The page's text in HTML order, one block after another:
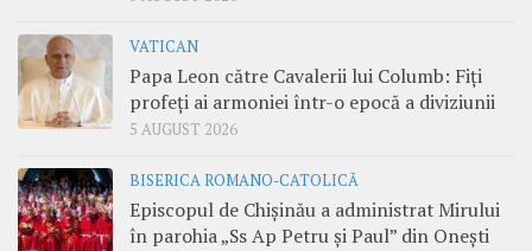
VATICAN
Papa Leon către Cavalerii lui Columb: Fiți
profeți ai armoniei într-o epocă a diviziunii
5 AUGUST 2026
BISERICA ROMANO-CATOLICĂ
Episcopul de Chișinău a administrat Mirului
în parohia „Ss Ap Petru și Paul” din Onești